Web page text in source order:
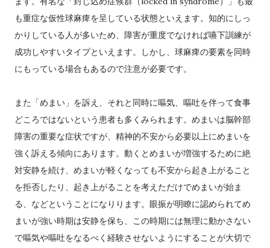
も重症な仮性球麻痺を呈している状態といえます。知的にしっ
かりしている人が多いため、障害が重度でなければ嚥下訓練が
成功しやすいタイプといえます。しかし、球麻痺の要素を同時
にもっている場合もあるので注意が必要です。
また「めまい」を訴え、それと同時に嘔気、嘔吐を伴って食事
どころではないという患者も多くみられます。めまいは脳幹部
障害の重要な症状ですが、精神的不安から必要以上にめまいを
強く訴える傾向にあります。動くとめまいが増強するために絶
対安静を続け、めまいが軽くなっても不安から起き上がること
を拒否したり、起き上がることを考えただけでめまいが始ま
る、などということになりります。眼振が明瞭に認められてめ
まいが強い時期は安静を保ち、この時期には無理に動かさない
で嘔気や嘔吐をなるべく経験させないようにすることが大切で